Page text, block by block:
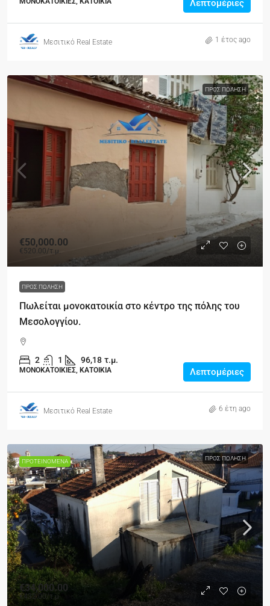
Λεπτομέριες
Μεσιτικό Real Estate 1 έτος ago
ΠΡΟΣ ΠΏΛΗΣΗ
€50,000.00
€520.00/τ.μ.
ΠΡΟΣ ΠΏΛΗΣΗ
Πωλείται μονοκατοικία στο κέντρο της πόλης του
Μεσολογγίου.
2 1 96,18 τ.μ.
ΜΟΝΟΚΑΤΟΙΚΙΕΣ, ΚΑΤΟΙΚΙΑ Λεπτομέριες
Μεσιτικό Real Estate 6 έτη ago
ΠΡΟΤΕΙΝΌΜΕΝΑ ΠΡΟΣ ΠΏΛΗΣΗ
€34,000.00
€432.00/τ.μ